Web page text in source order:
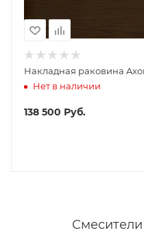
Нет в наличии
138 500 Руб.